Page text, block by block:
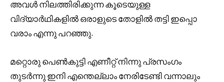
അവൾ നിലത്തിരിക്കുന്ന കൂടെയുള്ള
വിദ്യാർഥികളിൽ ഒരാളുടെ തോളിൽ തട്ടി ഇപ്പൊ
വരാം എന്നു പറഞ്ഞു.
മറ്റൊരു പെൺകുട്ടി എണീറ്റ് നിന്നു പ്രസംഗം
തുടർന്നു ഇനി എന്തെല്ലാം നേരിടേണ്ടി വന്നാലും